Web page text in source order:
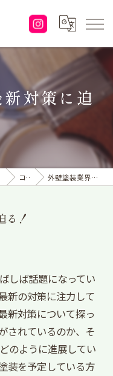
対策に迫
コラム 外壁塗装業界の最新対策に迫る！
る！
しば話題になってい
新の対策に注力して
新対策について探っ
されているのか、そ
のように進展してい
装を予定している方